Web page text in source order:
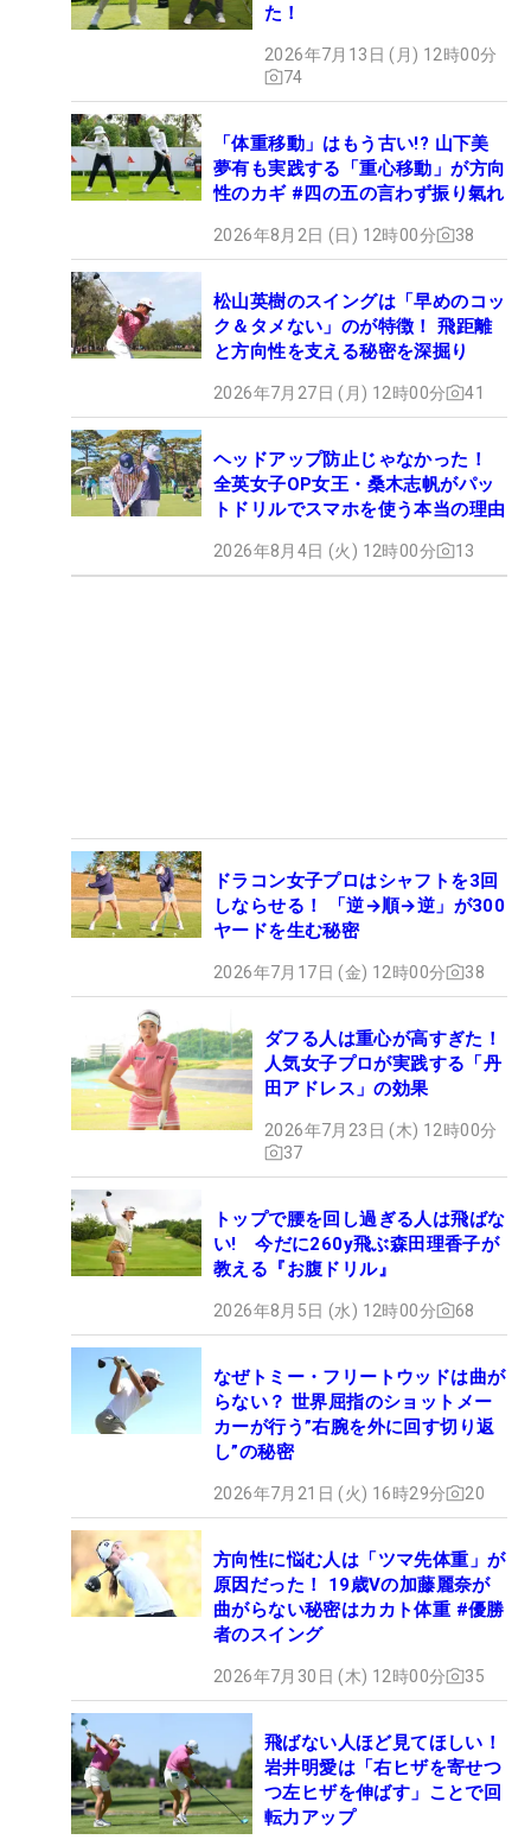
た！
2026年7月13日 (月) 12時00分
74
「体重移動」はもう古い!? 山下美
夢有も実践する「重心移動」が方向
性のカギ #四の五の言わず振り氣れ
2026年8月2日 (日) 12時00分 38
松山英樹のスイングは「早めのコッ
ク＆タメない」のが特徴！ 飛距離
と方向性を支える秘密を深掘り
2026年7月27日 (月) 12時00分 41
ヘッドアップ防止じゃなかった！
全英女子OP女王・桑木志帆がパッ
トドリルでスマホを使う本当の理由
2026年8月4日 (火) 12時00分 13
ドラコン女子プロはシャフトを3回
しならせる！ 「逆→順→逆」が300
ヤードを生む秘密
2026年7月17日 (金) 12時00分 38
ダフる人は重心が高すぎた！
人気女子プロが実践する「丹
田アドレス」の効果
2026年7月23日 (木) 12時00分
37
トップで腰を回し過ぎる人は飛ばな
い! 今だに260y飛ぶ森田理香子が
教える『お腹ドリル』
2026年8月5日 (水) 12時00分 68
なぜトミー・フリートウッドは曲が
らない？ 世界屈指のショットメー
カーが行う”右腕を外に回す切り返
し”の秘密
2026年7月21日 (火) 16時29分 20
方向性に悩む人は「ツマ先体重」が
原因だった！ 19歳Vの加藤麗奈が
曲がらない秘密はカカト体重 #優勝
者のスイング
2026年7月30日 (木) 12時00分 35
飛ばない人ほど見てほしい！
岩井明愛は「右ヒザを寄せつ
つ左ヒザを伸ばす」ことで回
転力アップ